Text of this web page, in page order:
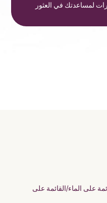
لمساعدتك في العثور
على الماء/القائمة على